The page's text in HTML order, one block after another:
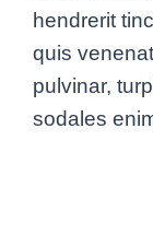
hendrerit
quis
pulvinar,
sodales